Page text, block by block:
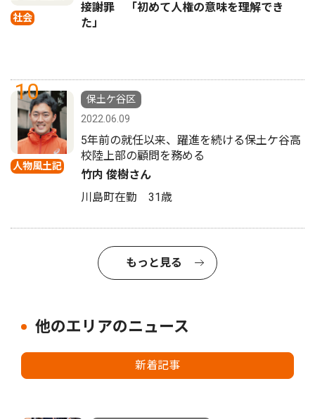
社会
接謝罪 「初めて人権の意味を理解でき
た」
10
人物風土記
保土ケ谷区
2022.06.09
5年前の就任以来、躍進を続ける保土ケ谷高
校陸上部の顧問を務める
竹内 俊樹さん
川島町在勤 31歳
もっと見る
他のエリアのニュース
新着記事